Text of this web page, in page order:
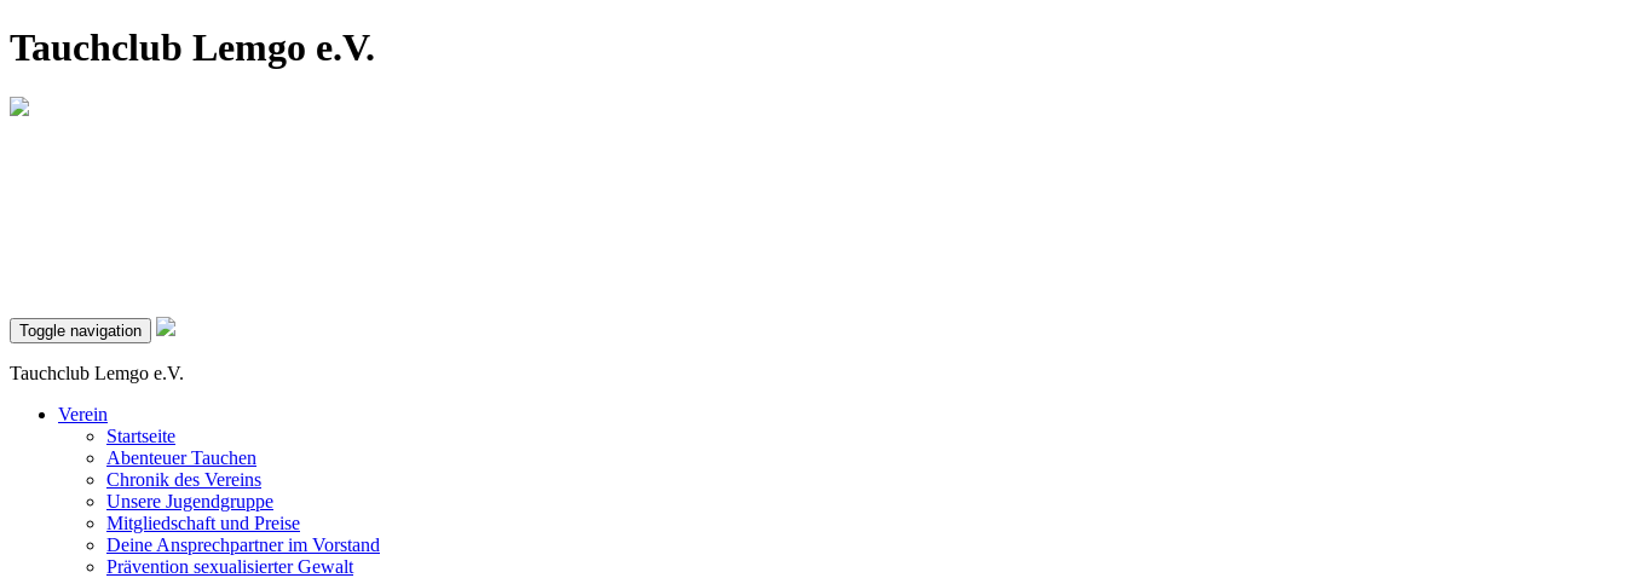
Tauchclub Lemgo e.V.
Toggle navigation
Tauchclub Lemgo e.V.
Verein
Startseite
Abenteuer Tauchen
Chronik des Vereins
Unsere Jugendgruppe
Mitgliedschaft und Preise
Deine Ansprechpartner im Vorstand
Prävention sexualisierter Gewalt